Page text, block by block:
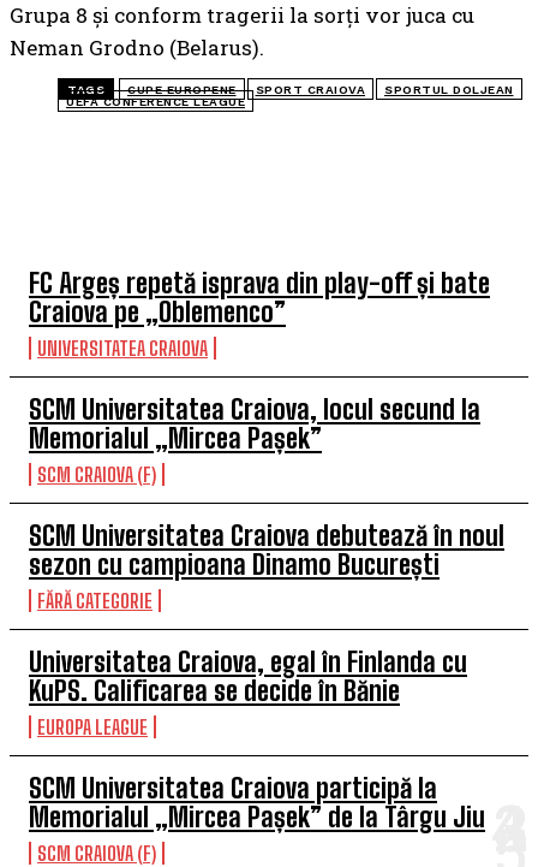
FC Argeș repetă isprava din play-off și bate
Craiova pe „Oblemenco”
UNIVERSITATEA CRAIOVA
SCM Universitatea Craiova, locul secund la
Memorialul „Mircea Pașek”
SCM CRAIOVA (F)
SCM Universitatea Craiova debutează în noul
sezon cu campioana Dinamo București
FĂRĂ CATEGORIE
Universitatea Craiova, egal în Finlanda cu
KuPS. Calificarea se decide în Bănie
EUROPA LEAGUE
SCM Universitatea Craiova participă la
Memorialul „Mircea Pașek” de la Târgu Jiu
SCM CRAIOVA (F)
Grupa 8 și conform tragerii la sorți vor juca cu
Neman Grodno (Belarus).
TAGS CUPE EUROPENE SPORT CRAIOVA
SPORTUL DOLJEAN
UEFA CONFERENCE LEAGUE